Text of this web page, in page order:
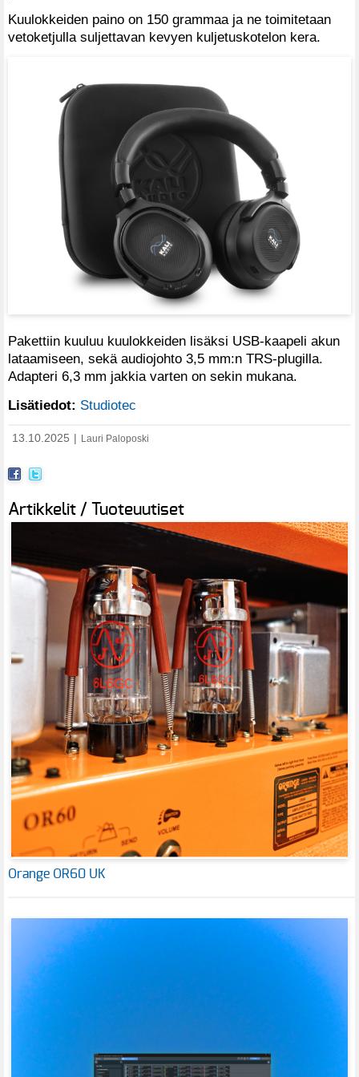
Kuulokkeiden paino on 150 grammaa ja ne toimitetaan
vetoketjulla suljettavan kevyen kuljetuskotelon kera.
Pakettiin kuuluu kuulokkeiden lisäksi USB-kaapeli akun
lataamiseen, sekä audiojohto 3,5 mm:n TRS-plugilla.
Adapteri 6,3 mm jakkia varten on sekin mukana.
Lisätiedot: Studiotec
13.10.2025 Lauri Paloposki
Artikkelit / Tuoteuutiset
Orange OR60 UK